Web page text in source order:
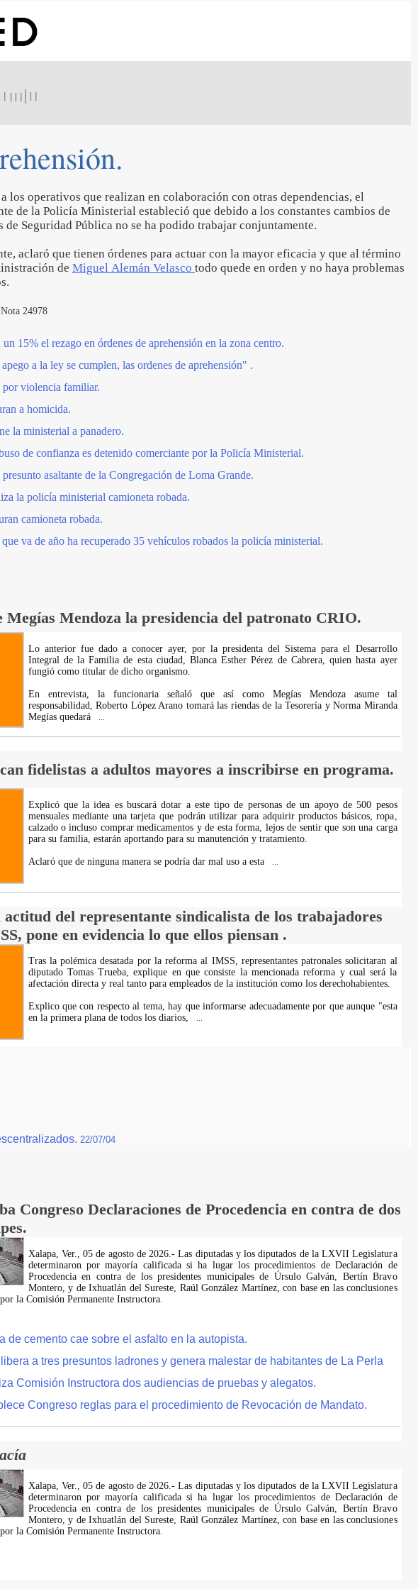
los operativos que realizan en colaboración con otras dependencias, el
de la Policía Ministerial estableció que debido a los constantes cambios de
de Seguridad Pública no se ha podido trabajar conjuntamente.
aclaró que tienen órdenes para actuar con la mayor eficacia y que al término
de Miguel Alemán Velasco todo quede en orden y no haya problemas
Nota 24978
un 15% el rezago en órdenes de aprehensión en la zona centro.
a la ley se cumplen, las ordenes de aprehensión" .
por violencia familiar.
a homicida.
la ministerial a panadero.
de confianza es detenido comerciante por la Policía Ministerial.
presunto asaltante de la Congregación de Loma Grande.
la policía ministerial camioneta robada.
camioneta robada.
va de año ha recuperado 35 vehículos robados la policía ministerial.
Megías Mendoza la presidencia del patronato CRIO.
Lo anterior fue dado a conocer ayer, por la presidenta del Sistema para el Desarrollo
Integral de la Familia de esta ciudad, Blanca Esther Pérez de Cabrera, quien hasta ayer
fungió como titular de dicho organismo.
En entrevista, la funcionaria señaló que así como Megías Mendoza asume tal
responsabilidad, Roberto López Arano tomará las riendas de la Tesorería y Norma Miranda
Megías quedará
fidelistas a adultos mayores a inscribirse en programa.
Explicó que la idea es buscará dotar a este tipo de personas de un apoyo de 500 pesos
mensuales mediante una tarjeta que podrán utilizar para adquirir productos básicos, ropa,
calzado o incluso comprar medicamentos y de esta forma, lejos de sentir que son una carga
para su familia, estarán aportando para su manutención y tratamiento.
Aclaró que de ninguna manera se podría dar mal uso a esta
actitud del representante sindicalista de los trabajadores
pone en evidencia lo que ellos piensan .
Tras la polémica desatada por la reforma al IMSS, representantes patronales solicitaran al
diputado Tomas Trueba, explique en que consiste la mencionada reforma y cual será la
afectación directa y real tanto para empleados de la institución como los derechohabientes.
Explico que con respecto al tema, hay que informarse adecuadamente por que aunque "esta
en la primera plana de todos los diarios,
22/07/04
Congreso Declaraciones de Procedencia en contra de dos
Xalapa, Ver., 05 de agosto de 2026.- Las diputadas y los diputados de la LXVII Legislatura
determinaron por mayoría calificada si ha lugar los procedimientos de Declaración de
Procedencia en contra de los presidentes municipales de Úrsulo Galván, Bertín Bravo
Montero, y de Ixhuatlán del Sureste, Raúl González Martínez, con base en las conclusiones
por la Comisión Permanente Instructora.
de cemento cae sobre el asfalto en la autopista.
a tres presuntos ladrones y genera malestar de habitantes de La Perla
Comisión Instructora dos audiencias de pruebas y alegatos.
Congreso reglas para el procedimiento de Revocación de Mandato.
Xalapa, Ver., 05 de agosto de 2026.- Las diputadas y los diputados de la LXVII Legislatura
determinaron por mayoría calificada si ha lugar los procedimientos de Declaración de
Procedencia en contra de los presidentes municipales de Úrsulo Galván, Bertín Bravo
Montero, y de Ixhuatlán del Sureste, Raúl González Martínez, con base en las conclusiones
por la Comisión Permanente Instructora.